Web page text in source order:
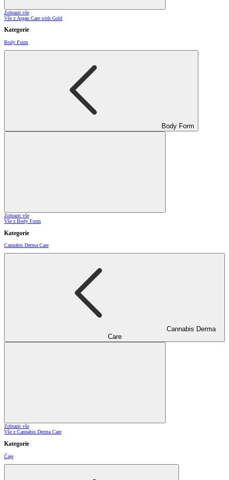
Zobrazit vše
Vše z Argan Care with Gold
Kategorie
Body Form
Body Form
Zobrazit vše
Vše z Body Form
Kategorie
Cannabis Derma Care
Cannabis Derma
Care
Zobrazit vše
Vše z Cannabis Derma Care
Kategorie
Čaje